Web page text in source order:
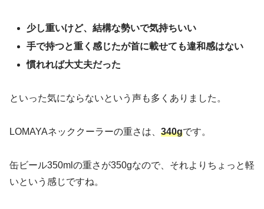
少し重いけど、結構な勢いで気持ちいい
手で持つと重く感じたが首に載せても違和感はない
慣れれば大丈夫だった
といった気にならないという声も多くありました。
LOMAYAネッククーラーの重さは、 340gです。
缶ビール350mlの重さが350gなので、それよりちょっと軽
いという感じですね。